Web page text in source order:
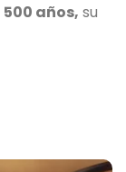
500 años, su